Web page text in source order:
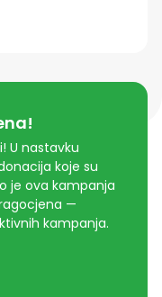
U nastavku
koje su
je ova kampanja
—
kampanja.